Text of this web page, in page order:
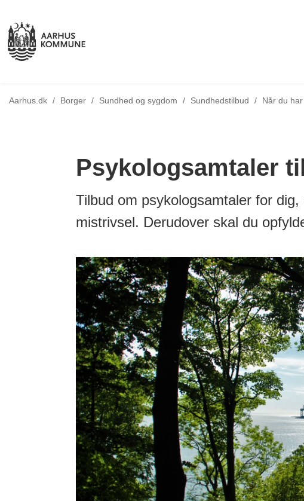
Aarhus.dk / Borger / Sundhed og sygdom / Sundhedstilbud / Tilbage til
Når du
Psykologsamtaler
Tilbud om psykologsamtaler for
mistrivsel. Derudover skal du